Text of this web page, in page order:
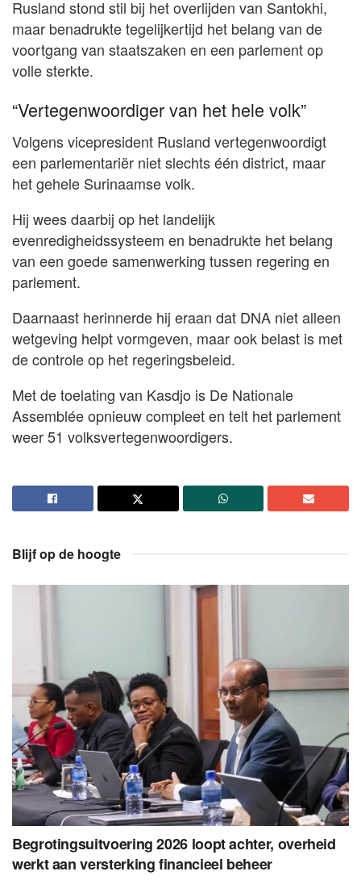
Rusland stond stil bij het overlijden van Santokhi,
maar benadrukte tegelijkertijd het belang van de
voortgang van staatszaken en een parlement op
volle sterkte.
“Vertegenwoordiger van het hele volk”
Volgens vicepresident Rusland vertegenwoordigt
een parlementariër niet slechts één district, maar
het gehele Surinaamse volk.
Hij wees daarbij op het landelijk
evenredigheidssysteem en benadrukte het belang
van een goede samenwerking tussen regering en
parlement.
Daarnaast herinnerde hij eraan dat DNA niet alleen
wetgeving helpt vormgeven, maar ook belast is met
de controle op het regeringsbeleid.
Met de toelating van Kasdjo is De Nationale
Assemblée opnieuw compleet en telt het parlement
weer 51 volksvertegenwoordigers.
Blijf op de hoogte
Begrotingsuitvoering 2026 loopt achter, overheid
werkt aan versterking financieel beheer